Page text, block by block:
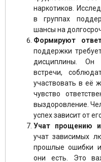
наркотиков.
в группах
шансы на
Формируют
поддержки
дисциплины. Он
встречи,
участвовать в её
чувство
выздоровление.
успех зависит от
Учат прощению
учат зависимых
прошлые ошибки
они есть. Это